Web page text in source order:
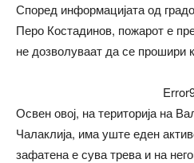
Според информацијата од
Перо Костадинов, пожарот е
не дозволуваат да се прошири
Освен овој, на територија на
Чалаклија, има уште еден
зафатена е сува трева и на